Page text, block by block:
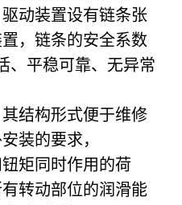
动装置设有链条张
，链条的安全系数
、平稳可靠、无异常
结构形式便于维修
装的要求，
矩同时作用的荷
转动部位的润滑能